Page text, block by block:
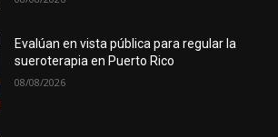
Evalúan en vista pública para regular la
sueroterapia en Puerto Rico
08/08/2026